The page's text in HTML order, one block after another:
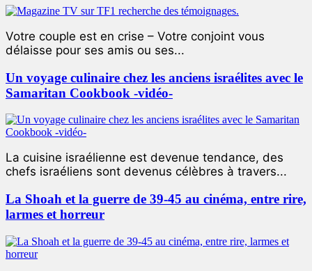
Votre couple est en crise – Votre conjoint vous
délaisse pour ses amis ou ses...
Un voyage culinaire chez les anciens israélites avec le
Samaritan Cookbook -vidéo-
La cuisine israélienne est devenue tendance, des
chefs israéliens sont devenus célèbres à travers...
La Shoah et la guerre de 39-45 au cinéma, entre rire,
larmes et horreur